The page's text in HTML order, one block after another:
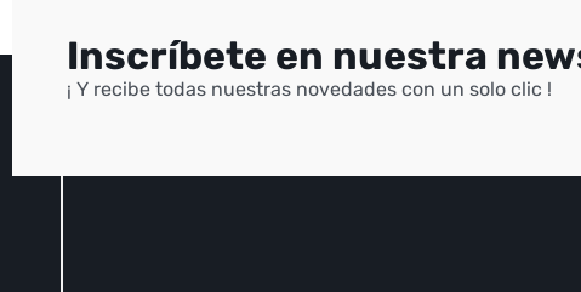
Inscríbete en nuestra
¡ Y recibe todas nuestras novedades con un solo clic !